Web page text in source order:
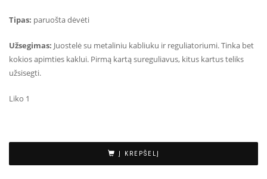
Tipas: paruošta dėvėti
Užsegimas: Juostelė su metaliniu kabliuku ir reguliatoriumi.Tinka bet
kokios apimties kaklui. Pirmą kartą sureguliavus, kitus kartus teliks
užsisegti.
Liko 1
Į KREPŠELĮ